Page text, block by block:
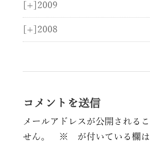
[+] 2009
[+] 2008
コメントを送信
メールアドレスが公開される
せん。
※ が付いている欄